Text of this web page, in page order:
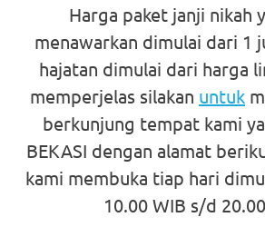
watches.
Hours
Online
replica
rolex .
Harga paket janji nikah
menawarkan dimulai dari 1
hajatan dimulai dari harga
memperjelas silakan untuk
berkunjung tempat kami
BEKASI dengan alamat
kami membuka tiap hari
10.00 WIB s/d